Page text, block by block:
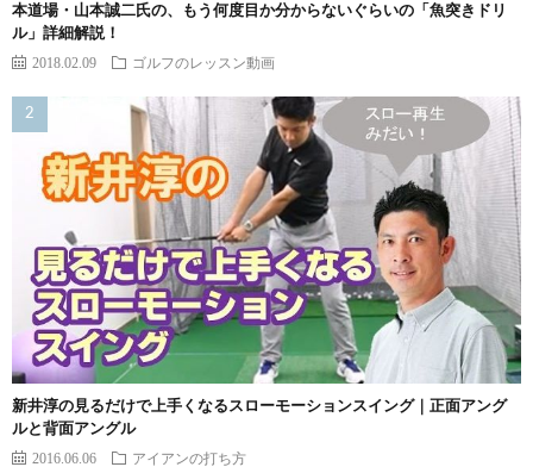
本道場・山本誠二氏の、もう何度目か分からないぐらいの「魚突きドリ
ル」詳細解説！
2018.02.09 ゴルフのレッスン動画
新井淳の見るだけで上手くなるスローモーションスイング｜正面アング
ルと背面アングル
2016.06.06 アイアンの打ち方